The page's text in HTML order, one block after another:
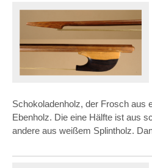
Schokoladenholz, der Frosch aus
Ebenholz. Die eine Hälfte ist aus
andere aus weißem Splintholz.